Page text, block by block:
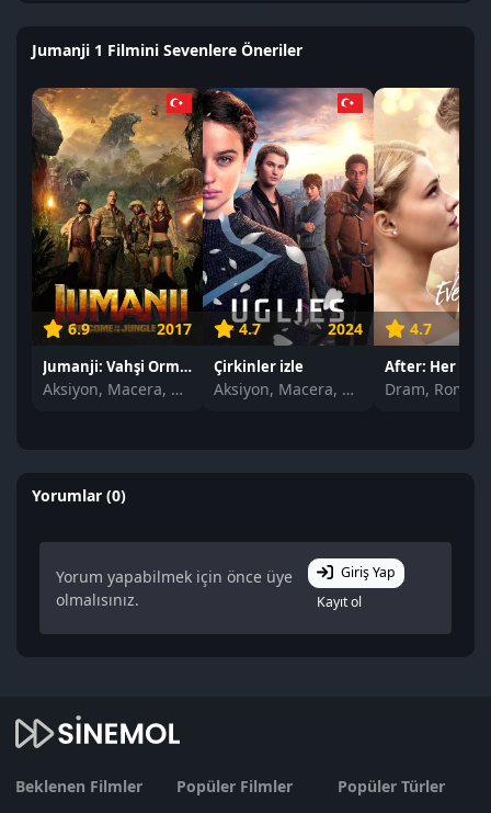
Jumanji 1 Filmini Sevenlere Öneriler
6.9 2017
Jumanji: Vahşi Orman izle
Aksiyon, Macera, Komedi
4.7 2024
Çirkinler izle
Aksiyon, Macera, Dram
4.7
After: Her Şey
Dram,
Yorumlar (0)
Yorum yapabilmek için önce üye
olmalısınız.
Giriş Yap
Kayıt ol
Beklenen Filmler
Popüler Filmler
Popüler Türler